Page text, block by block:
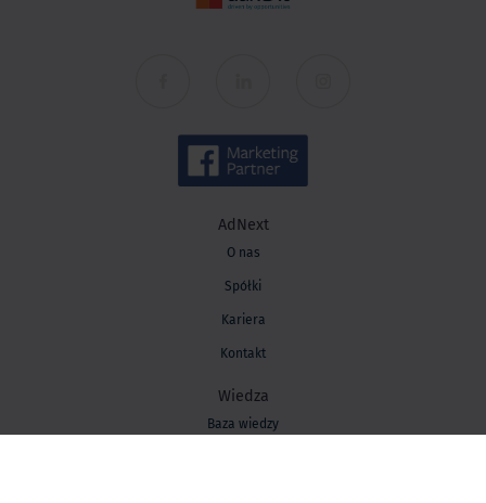
AdNext
O nas
Spółki
Kariera
Kontakt
Wiedza
Baza wiedzy